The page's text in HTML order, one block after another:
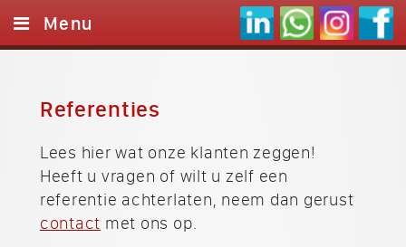
Menu
Websites
Logo's
Referenties
Onze werkwijze
Referenties
Lees hier wat onze klanten zeggen!
Heeft u vragen of wilt u zelf een
referentie achterlaten, neem dan gerust
contact met ons op.